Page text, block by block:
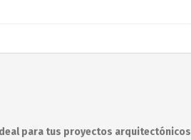
para tus proyectos arquitectónicos